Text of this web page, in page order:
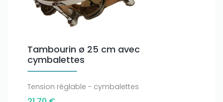
Tambourin ø 25 cm avec
cymbalettes
Tension réglable - cymbalettes